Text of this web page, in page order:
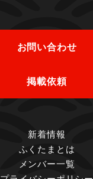
お問い合わせ
掲載依頼
新着情報
ふくたまとは
メンバー一覧